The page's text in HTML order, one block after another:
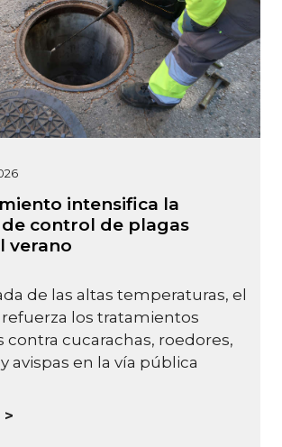
intensifica la
control de plagas
verano
de las altas temperaturas, el
los tratamientos
contra cucarachas, roedores,
avispas en la vía pública